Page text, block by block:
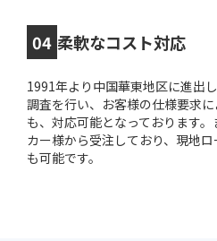
04 柔軟なコスト対応
1991年より中国華東地区に進出
調査を行い、お客様の仕様要求
も、対応可能となっております
カー様から受注しており、現地
も可能です。